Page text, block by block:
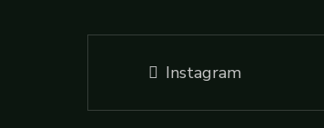
Instagram